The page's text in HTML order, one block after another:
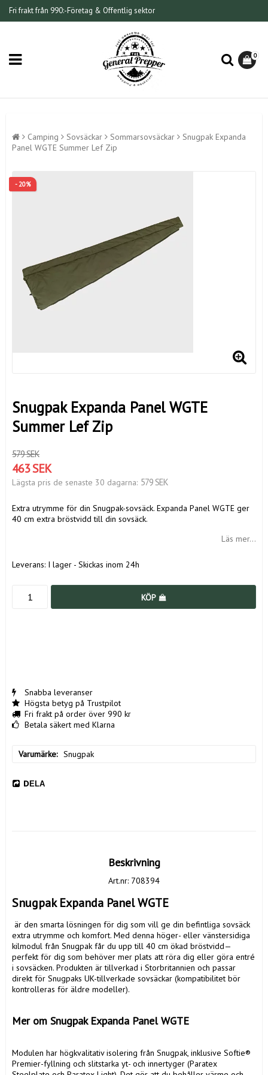
Fri frakt från 990:-Företag & Offentlig sektor
0
Camping Sovsäckar Sommarsovsäckar
Snugpak Expanda
Panel WGTE Summer Lef Zip
- 20%
Snugpak Expanda Panel WGTE
Summer Lef Zip
579 SEK
463 SEK
Lägsta pris de senaste 30 dagarna 579 SEK
Extra utrymme för din Snugpak-sovsäck. Expanda Panel WGTE ger
40 cm extra bröstvidd till din sovsäck.
Läs mer...
Leverans: I lager - Skickas inom 24h
KÖP
Snabba leveranser
Högsta betyg på Trustpilot
Fri frakt på order över 990 kr
Betala säkert med Klarna
Varumärke Snugpak
DELA
Beskrivning
Art.nr: 708394
Snugpak Expanda Panel WGTE
extra utrymme och komfort. Med denna höger- eller vänstersidiga
kilmodul från Snugpak får du upp till 40 cm ökad bröstvidd—
perfekt för dig som behöver mer plats att röra dig eller göra entré
i sovsäcken. Produkten är tillverkad i Storbritannien och passar
direkt för Snugpaks UK-tillverkade sovsäckar (kompatibilitet bör
kontrolleras för äldre modeller).
Mer om Snugpak Expanda Panel WGTE
Modulen har högkvalitativ isolering från Snugpak, inklusive Softie®
Premier-fyllning och slitstarka yt- och innertyger (Paratex